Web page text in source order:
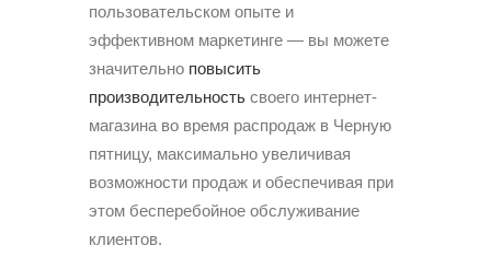
пользовательском опыте и
эффективном маркетинге — вы можете
значительно повысить
производительность своего интернет-
магазина во время распродаж в Черную
пятницу, максимально увеличивая
возможности продаж и обеспечивая при
этом бесперебойное обслуживание
клиентов.